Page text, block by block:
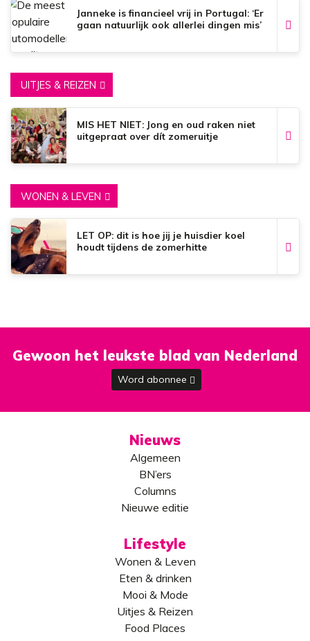
Janneke is financieel vrij in Portugal: ‘Er
gaan natuurlijk ook allerlei dingen mis’
UITJES & REIZEN
MIS HET NIET: Jong en oud raken niet
uitgepraat over dít zomeruitje
WONEN & LEVEN
LET OP: dit is hoe jij je huisdier koel
houdt tijdens de zomerhitte
Gewoon het leukste blad van Nederland
Word abonnee
Nieuws
Algemeen
BN’ers
Columns
Nieuwe editie
Lifestyle
Wonen & Leven
Eten & drinken
Mooi & Mode
Uitjes & Reizen
Food Places